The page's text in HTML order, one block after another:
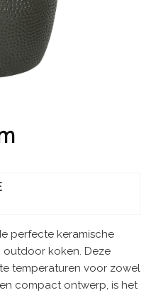
perfecte keramische
koken. Deze
temperaturen voor zowel
compact ontwerp, is het